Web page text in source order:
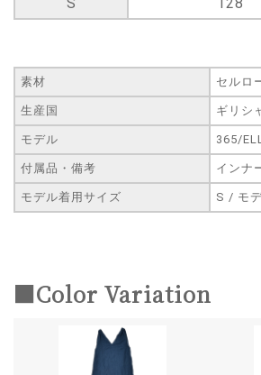
S 128
素材 セルロ
生産国 ギリシ
モデル 365/
付属品・備考 インナ
モデル着用サイズ S / モ
■Color Variation